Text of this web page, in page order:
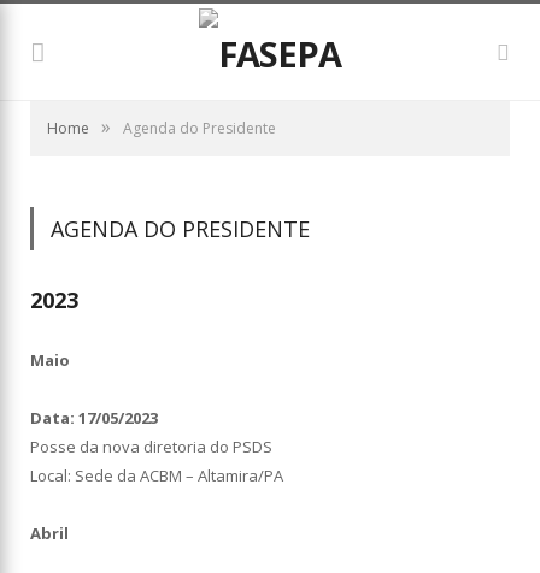
Home » Agenda do Presidente
AGENDA DO PRESIDENTE
2023
Maio
Data: 17/05/2023
Posse da nova diretoria do PSDS
Local: Sede da ACBM – Altamira/PA
Abril